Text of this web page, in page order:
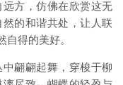
方，仿佛在欣赏这无
的和谐共处，让人联
自得的美好。
翩翩起舞，穿梭于柳